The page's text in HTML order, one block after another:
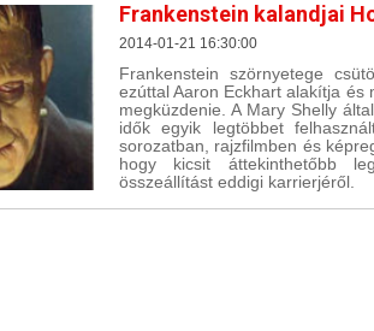
Frankenstein kalandjai
2014-01-21 16:30:00
Frankenstein szörnyetege
ezúttal Aaron Eckhart alakítja és
megküzdenie. A Mary Shelly
idők egyik legtöbbet
sorozatban, rajzfilmben és
hogy kicsit áttekinthetőbb
összeállítást eddigi karrierjéről.